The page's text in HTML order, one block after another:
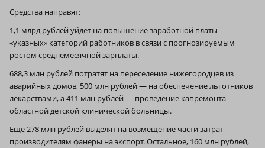
Средства направят:
1,1 млрд рублей уйдет на повышение заработной платы
«указных» категорий работников в связи с прогнозируемым
ростом среднемесячной зарплаты.
688,3 млн рублей потратят на переселение нижегородцев из
аварийных домов, 500 млн рублей — на обеспечение льготников
лекарствами, а 411 млн рублей — проведение капремонта
областной детской клинической больницы.
Еще 278 млн рублей выделят на возмещение части затрат
производителям фанеры на экспорт. Остальное, 160 млн рублей,